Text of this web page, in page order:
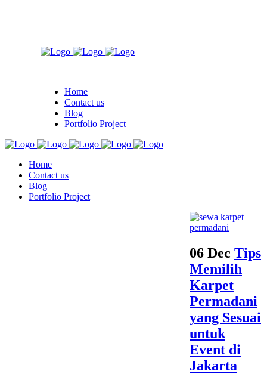
Home
Contact us
Blog
Portfolio Project
Home
Contact us
Blog
Portfolio Project
06 Dec Tips
Memilih
Karpet
Permadani
yang Sesuai
untuk
Event di
Jakarta